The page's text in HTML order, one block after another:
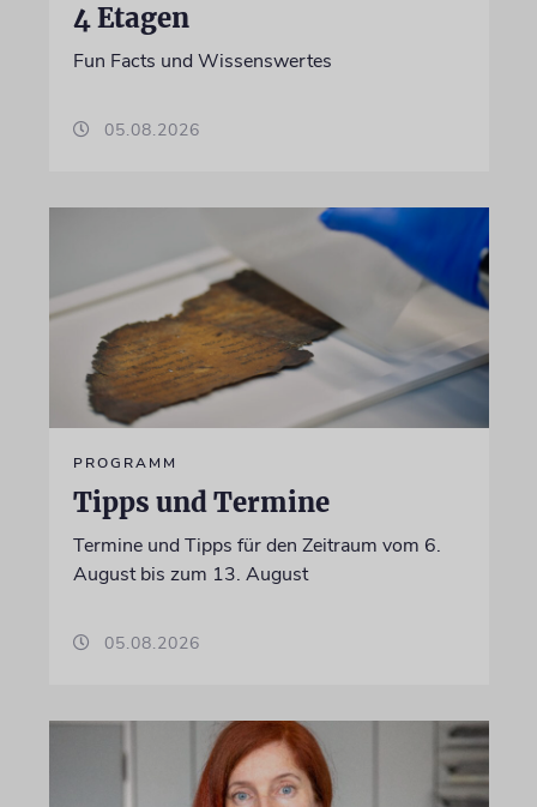
4 Etagen
Fun Facts und Wissenswertes
05.08.2026
PROGRAMM
Tipps und Termine
Termine und Tipps für den Zeitraum vom 6.
August bis zum 13. August
05.08.2026